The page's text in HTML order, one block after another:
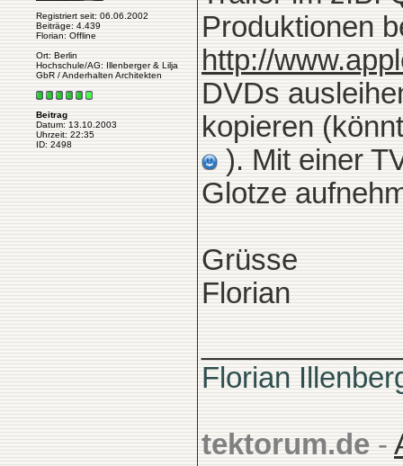
Registriert seit: 06.06.2002
Beiträge: 4.439
Florian: Offline
Ort: Berlin
Hochschule/AG: Illenberger & Lilja
GbR / Anderhalten Architekten
Beitrag
Datum: 13.10.2003
Uhrzeit: 22:35
ID: 2498
Produktionen
http://
DVDs
kopieren
). Mit einer
Glotze
Grüsse
Florian
Florian
tektorum.de -